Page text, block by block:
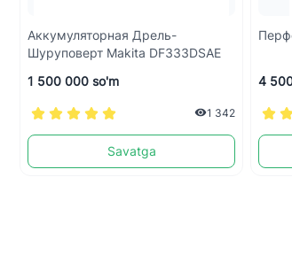
Аккумуляторная Дрель-
Шуруповерт Makita DF333DSAE
1 500 000 so'm
1 342
Savatga
4